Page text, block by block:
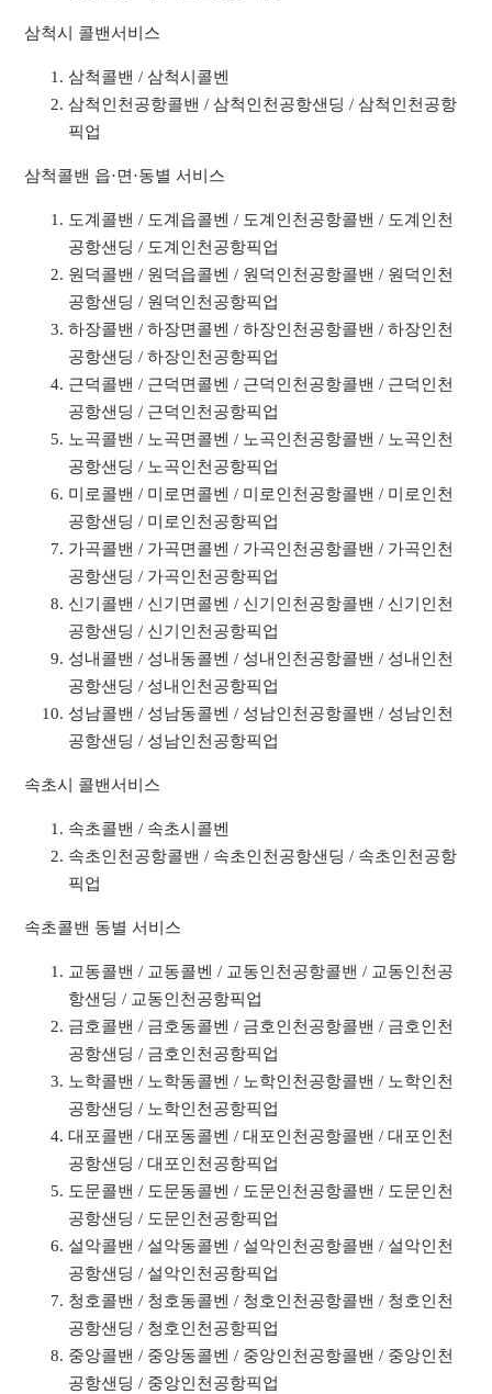
삼척시 콜밴서비스
삼척콜밴 / 삼척시콜벤
삼척인천공항콜밴 / 삼척인천공항샌딩 / 삼척인천공항
픽업
삼척콜밴 읍·면·동별 서비스
도계콜밴 / 도계읍콜벤 / 도계인천공항콜밴 / 도계인천
공항샌딩 / 도계인천공항픽업
원덕콜밴 / 원덕읍콜벤 / 원덕인천공항콜밴 / 원덕인천
공항샌딩 / 원덕인천공항픽업
하장콜밴 / 하장면콜벤 / 하장인천공항콜밴 / 하장인천
공항샌딩 / 하장인천공항픽업
근덕콜밴 / 근덕면콜벤 / 근덕인천공항콜밴 / 근덕인천
공항샌딩 / 근덕인천공항픽업
노곡콜밴 / 노곡면콜벤 / 노곡인천공항콜밴 / 노곡인천
공항샌딩 / 노곡인천공항픽업
미로콜밴 / 미로면콜벤 / 미로인천공항콜밴 / 미로인천
공항샌딩 / 미로인천공항픽업
가곡콜밴 / 가곡면콜벤 / 가곡인천공항콜밴 / 가곡인천
공항샌딩 / 가곡인천공항픽업
신기콜밴 / 신기면콜벤 / 신기인천공항콜밴 / 신기인천
공항샌딩 / 신기인천공항픽업
성내콜밴 / 성내동콜벤 / 성내인천공항콜밴 / 성내인천
공항샌딩 / 성내인천공항픽업
성남콜밴 / 성남동콜벤 / 성남인천공항콜밴 / 성남인천
공항샌딩 / 성남인천공항픽업
속초시 콜밴서비스
속초콜밴 / 속초시콜벤
속초인천공항콜밴 / 속초인천공항샌딩 / 속초인천공항
픽업
속초콜밴 동별 서비스
교동콜밴 / 교동콜벤 / 교동인천공항콜밴 / 교동인천공
항샌딩 / 교동인천공항픽업
금호콜밴 / 금호동콜벤 / 금호인천공항콜밴 / 금호인천
공항샌딩 / 금호인천공항픽업
노학콜밴 / 노학동콜벤 / 노학인천공항콜밴 / 노학인천
공항샌딩 / 노학인천공항픽업
대포콜밴 / 대포동콜벤 / 대포인천공항콜밴 / 대포인천
공항샌딩 / 대포인천공항픽업
도문콜밴 / 도문동콜벤 / 도문인천공항콜밴 / 도문인천
공항샌딩 / 도문인천공항픽업
설악콜밴 / 설악동콜벤 / 설악인천공항콜밴 / 설악인천
공항샌딩 / 설악인천공항픽업
청호콜밴 / 청호동콜벤 / 청호인천공항콜밴 / 청호인천
공항샌딩 / 청호인천공항픽업
중앙콜밴 / 중앙동콜벤 / 중앙인천공항콜밴 / 중앙인천
공항샌딩 / 중앙인천공항픽업